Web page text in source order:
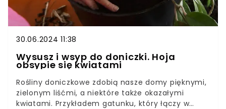
30.06.2024 11:38
Wysusz i wsyp do doniczki. Hoja
obsypie się kwiatami
Rośliny doniczkowe zdobią nasze domy pięknymi,
zielonym liśćmi, a niektóre także okazałymi
kwiatami. Przykładem gatunku, który łączy w